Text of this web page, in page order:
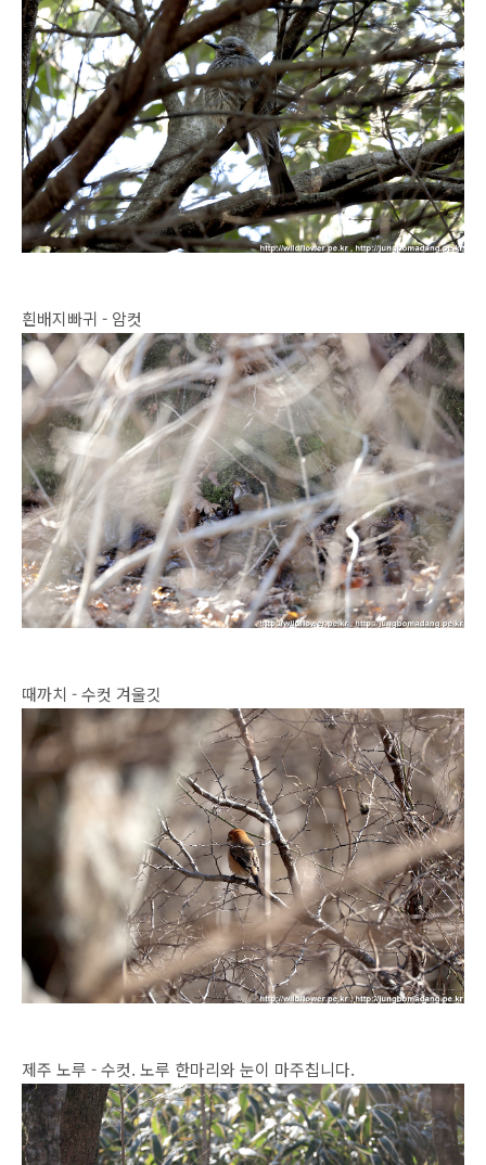
흰배지빠귀 - 암컷
때까치 - 수컷 겨울깃
제주 노루 - 수컷. 노루 한마리와 눈이 마주칩니다.